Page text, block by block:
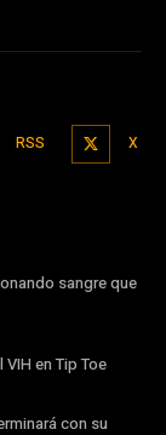
RSS X
sangre que
en Tip Toe
con su